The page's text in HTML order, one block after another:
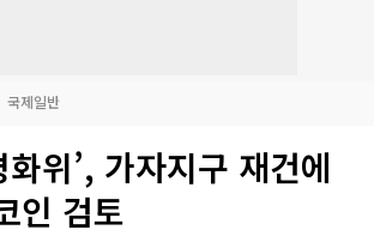
국제일반
화위’, 가자지구 재건에
인 검토